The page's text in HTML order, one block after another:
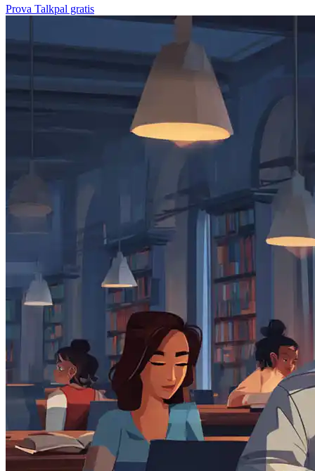
Prova Talkpal gratis